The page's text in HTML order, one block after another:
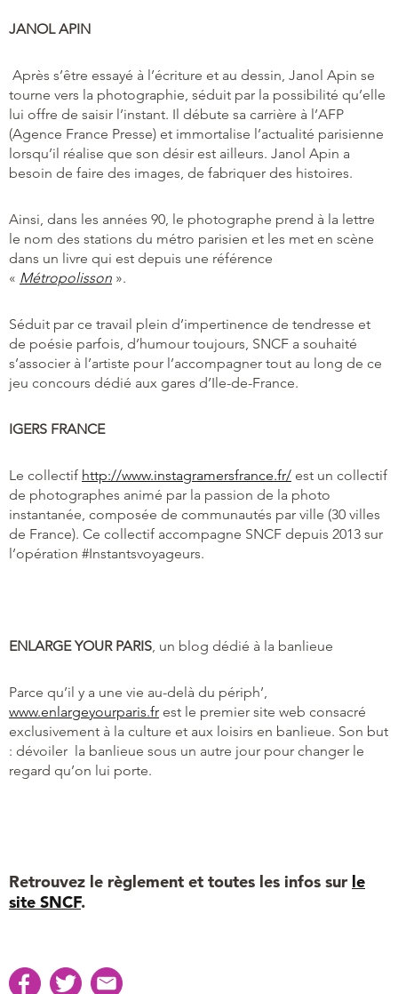
JANOL APIN
Après s’être essayé à l’écriture et au dessin, Janol Apin se
tourne vers la photographie, séduit par la possibilité qu’elle
lui offre de saisir l’instant. Il débute sa carrière à l’AFP
(Agence France Presse) et immortalise l’actualité parisienne
lorsqu’il réalise que son désir est ailleurs. Janol Apin a
besoin de faire des images, de fabriquer des histoires.
Ainsi, dans les années 90, le photographe prend à la lettre
le nom des stations du métro parisien et les met en scène
dans un livre qui est depuis une référence
« Métropolisson ».
Séduit par ce travail plein d’impertinence de tendresse et
de poésie parfois, d’humour toujours, SNCF a souhaité
s’associer à l’artiste pour l’accompagner tout au long de ce
jeu concours dédié aux gares d’Ile-de-France.
IGERS FRANCE
Le collectif http://www.instagramersfrance.fr/ est un collectif
de photographes animé par la passion de la photo
instantanée, composée de communautés par ville (30 villes
de France). Ce collectif accompagne SNCF depuis 2013 sur
l’opération #Instantsvoyageurs.
ENLARGE YOUR PARIS , un blog dédié à la banlieue
Parce qu’il y a une vie au-delà du périph’,
www.enlargeyourparis.fr est le premier site web consacré
exclusivement à la culture et aux loisirs en banlieue. Son but
: dévoiler la banlieue sous un autre jour pour changer le
regard qu’on lui porte.
Retrouvez le règlement et toutes les infos sur le
site SNCF.